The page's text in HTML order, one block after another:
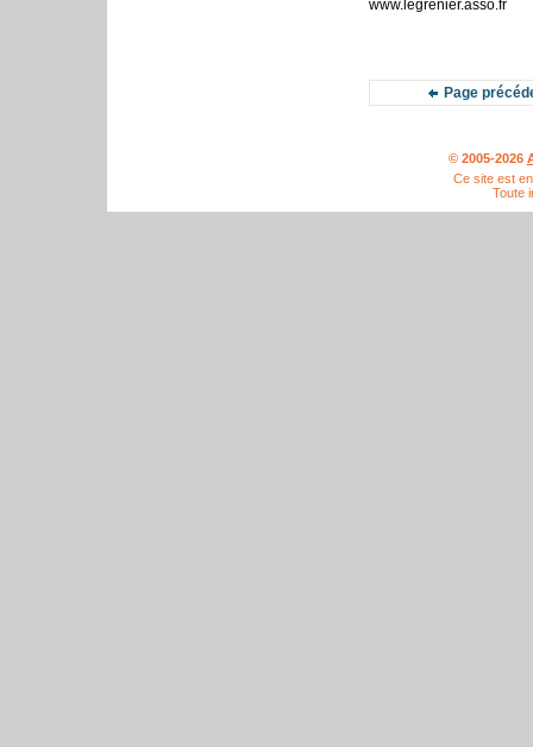
www.legrenier.asso.fr
Page
© 2005-2026
Ce site est
Toute